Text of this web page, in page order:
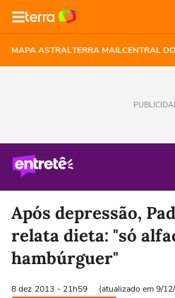
MAPA ASTRALTERRA MAILCENTRAL
Após depressão,
relata dieta: "só
hambúrguer"
8 dez 2013 - 21h59 (atualizado em 9/